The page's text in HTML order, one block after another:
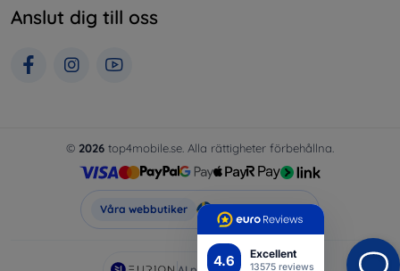
4.6 Excellent
13575 reviews
Anslut dig till oss
© 2026 top4mobile.se. Alla rättigheter förbehållna.
Våra webbutiker Top4Mobile.se